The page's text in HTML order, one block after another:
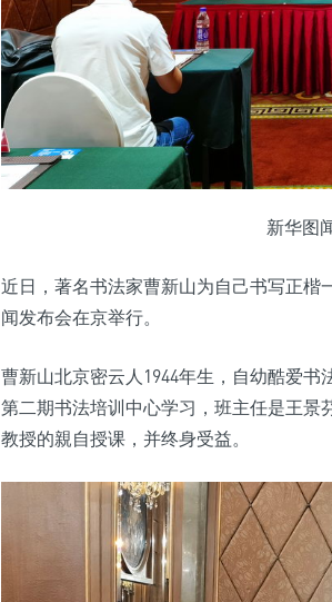
新华图
近日，著名书法家曹新山为自己书写正楷
闻发布会在京举行。
曹新山北京密云人1944年生，自幼酷爱书
第二期书法培训中心学习，班主任是王
教授的親自授课，并终身受益。